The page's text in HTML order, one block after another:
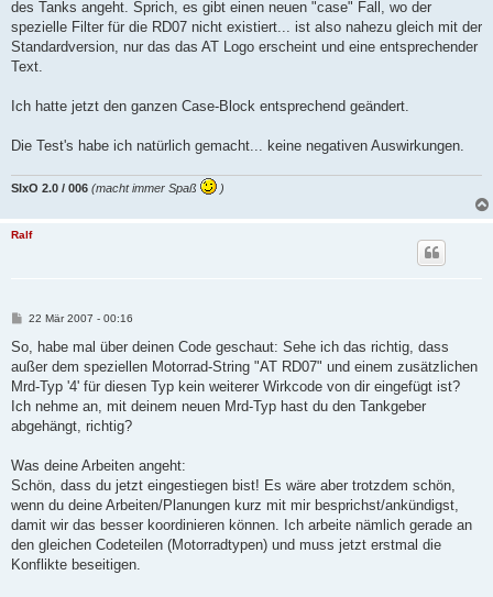
des Tanks angeht. Sprich, es gibt einen neuen "case" Fall, wo der
spezielle Filter für die RD07 nicht existiert... ist also nahezu gleich mit der
Standardversion, nur das das AT Logo erscheint und eine entsprechender
Text.
Ich hatte jetzt den ganzen Case-Block entsprechend geändert.
Die Test's habe ich natürlich gemacht... keine negativen Auswirkungen.
SIxO 2.0 / 006 (macht immer Spaß )
Ralf
B
i
r
a
22 Mär 2007 - 00:16
So, habe mal über deinen Code geschaut: Sehe ich das richtig, dass
außer dem speziellen Motorrad-String "AT RD07" und einem zusätzlichen
Mrd-Typ '4' für diesen Typ kein weiterer Wirkcode von dir eingefügt ist?
Ich nehme an, mit deinem neuen Mrd-Typ hast du den Tankgeber
abgehängt, richtig?
Was deine Arbeiten angeht:
Schön, dass du jetzt eingestiegen bist! Es wäre aber trotzdem schön,
wenn du deine Arbeiten/Planungen kurz mit mir besprichst/ankündigst,
damit wir das besser koordinieren können. Ich arbeite nämlich gerade an
den gleichen Codeteilen (Motorradtypen) und muss jetzt erstmal die
Konflikte beseitigen.